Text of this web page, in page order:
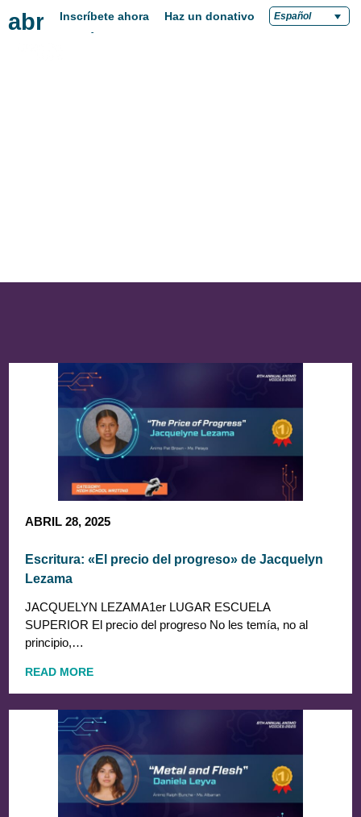
Inscríbete ahora Haz un donativo Español
abril 28, 2025
ABRIL 28, 2025
Escritura: «El precio del progreso» de Jacquelyn
Lezama
JACQUELYN LEZAMA1er LUGAR ESCUELA
SUPERIOR El precio del progreso No les temía, no al
principio,…
READ MORE